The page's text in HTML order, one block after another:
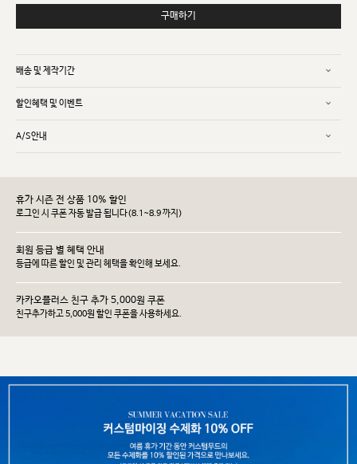
구매하기
배송 및 제작기간
할인혜택 및 이벤트
A/S안내
휴가 시즌 전 상품 10% 할인
로그인 시 쿠폰 자동 발급 됩니다(8.1~8.9 까지)
회원 등급 별 혜택 안내
등급에 따른 할인 및 관리 헤택을 확인해 보세요.
카카오플러스 친구 추가 5,000원 쿠폰
친구추가하고 5,000원 할인 쿠폰을 사용하세요.